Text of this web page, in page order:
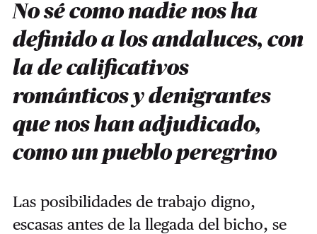
No sé como nadie nos ha
definido a los andaluces, con
la de calificativos
románticos y denigrantes
que nos han adjudicado,
como un pueblo peregrino
Las posibilidades de trabajo digno,
escasas antes de la llegada del bicho, se